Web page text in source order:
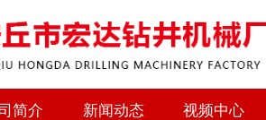
简介 新闻动态 视频中心